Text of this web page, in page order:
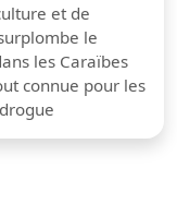
et de
le
les Caraïbes
connue pour les